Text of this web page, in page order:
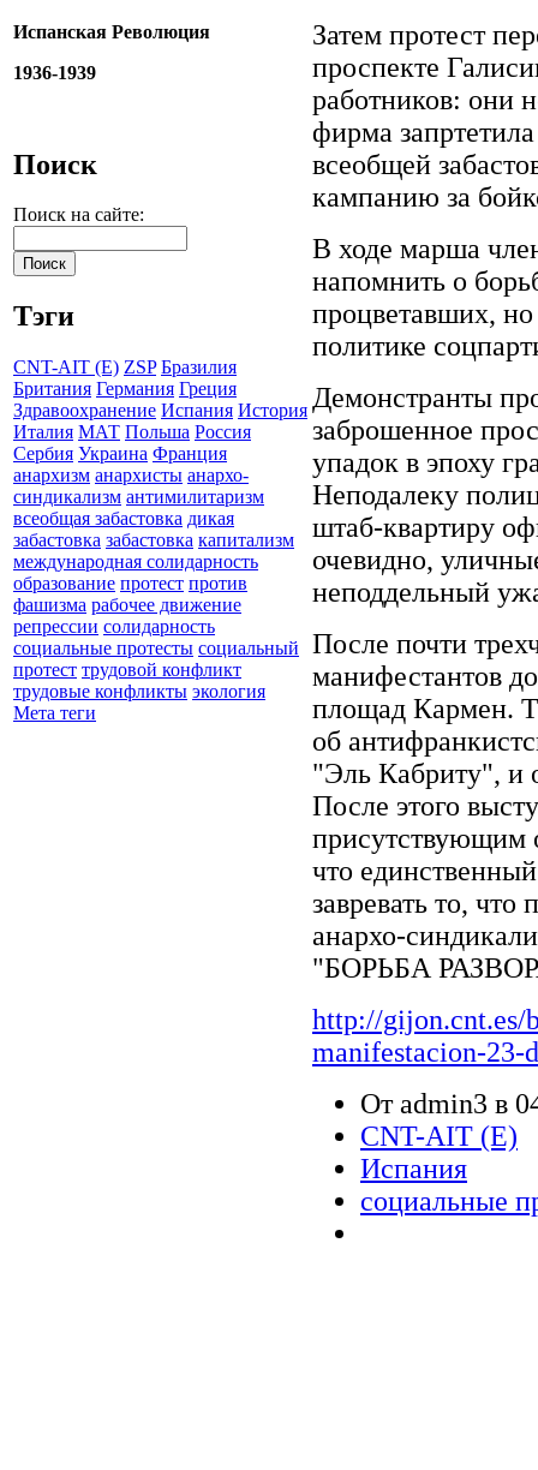
Испанская Революция
1936-1939
Поиск
Поиск на сайте:
Тэги
CNT-AIT (E) ZSP Бразилия
Британия Германия Греция
Здравоохранение Испания История
Италия МАТ Польша Россия
Сербия Украина Франция
анархизм анархисты анархо-
синдикализм антимилитаризм
всеобщая забастовка дикая
забастовка забастовка капитализм
международная солидарность
образование протест против
фашизма рабочее движение
репрессии солидарность
социальные протесты социальный
протест трудовой конфликт
трудовые конфликты экология
Мета теги
Затем протест
проспекте
работников: они
фирма
всеобщей
кампанию за
В ходе марша
напомнить о
процветавших, но
политике
Демонстранты
заброшенное
упадок в эпоху
Неподалеку
штаб-квартиру
очевидно,
неподдельный
После почти
манифестантов
площад Кармен.
об
"Эль Кабриту", и
После этого
присутствующим
что
завревать то, что
анархо-
"БОРЬБА
http://gijon.cnt.es/
manifestacion-23-
От admin3 в
CNT-AIT (E)
Испания
социальные